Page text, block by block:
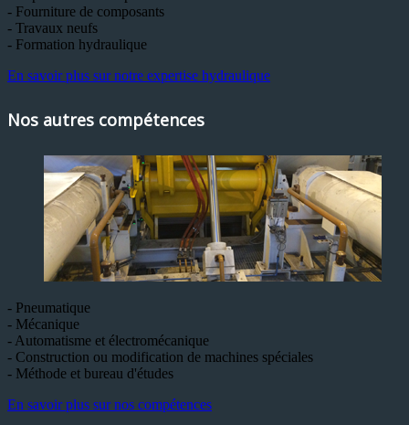
- Fourniture de composants
- Travaux neufs
- Formation hydraulique
En savoir plus sur notre expertise hydraulique
Nos autres compétences
- Pneumatique
- Mécanique
- Automatisme et électromécanique
- Construction ou modification de machines spéciales
- Méthode et bureau d'études
En savoir plus sur nos compétences